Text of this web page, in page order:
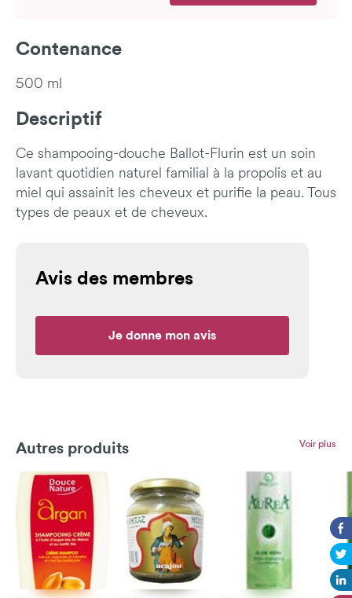
Contenance
500 ml
Descriptif
Ce shampooing-douche Ballot-Flurin est un soin
lavant quotidien naturel familial à la propolis et au
miel qui assainit les cheveux et purifie la peau. Tous
types de peaux et de cheveux.
Avis des membres
Je donne mon avis
Autres produits Voir plus